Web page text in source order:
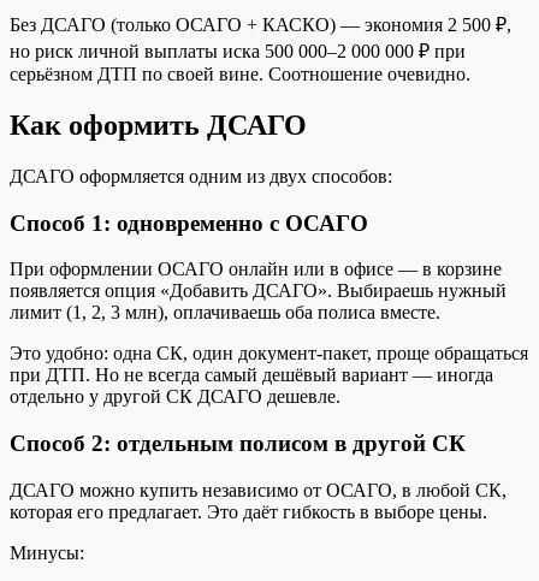
Без ДСАГО (только ОСАГО + КАСКО) — экономия 2 500 ₽,
но риск личной выплаты иска 500 000–2 000 000 ₽ при
серьёзном ДТП по своей вине. Соотношение очевидно.
Как оформить ДСАГО
ДСАГО оформляется одним из двух способов:
Способ 1: одновременно с ОСАГО
При оформлении ОСАГО онлайн или в офисе — в корзине
появляется опция «Добавить ДСАГО». Выбираешь нужный
лимит (1, 2, 3 млн), оплачиваешь оба полиса вместе.
Это удобно: одна СК, один документ-пакет, проще обращаться
при ДТП. Но не всегда самый дешёвый вариант — иногда
отдельно у другой СК ДСАГО дешевле.
Способ 2: отдельным полисом в другой СК
ДСАГО можно купить независимо от ОСАГО, в любой СК,
которая его предлагает. Это даёт гибкость в выборе цены.
Минусы: